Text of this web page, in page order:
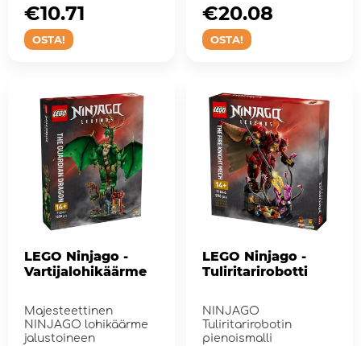
OSTA!
€10.71
OSTA!
€20.08
LEGO Ninjago -
Vartijalohikäärme
Majesteettinen
NINJAGO lohikäärme
jalustoineen
LEGO Ninjago -
Tuliritarirobotti
NINJAGO
Tuliritarirobotin
pienoismalli